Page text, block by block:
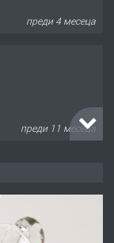
преди 4 месеца
преди 11 месеца
преди 1 година